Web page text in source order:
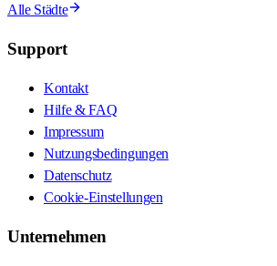
Alle Städte
Support
Kontakt
Hilfe & FAQ
Impressum
Nutzungsbedingungen
Datenschutz
Cookie-Einstellungen
Unternehmen